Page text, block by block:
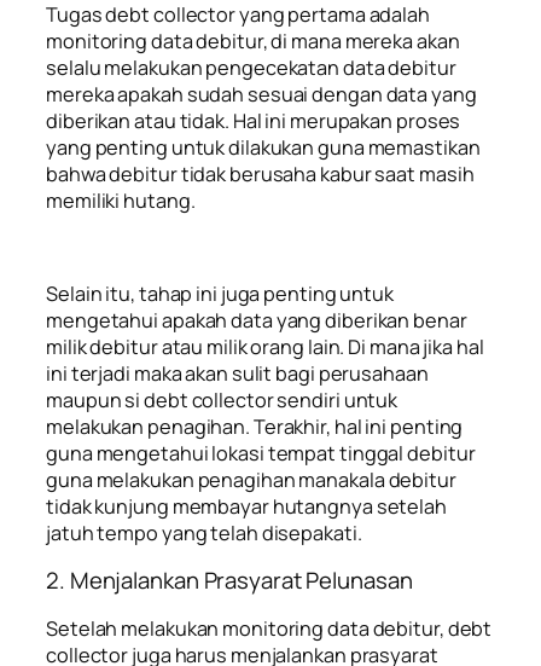
Tugas debt collector yang pertama adalah
monitoring data debitur, di mana mereka akan
selalu melakukan pengecekatan data debitur
mereka apakah sudah sesuai dengan data yang
diberikan atau tidak. Hal ini merupakan proses
yang penting untuk dilakukan guna memastikan
bahwa debitur tidak berusaha kabur saat masih
memiliki hutang.
Selain itu, tahap ini juga penting untuk
mengetahui apakah data yang diberikan benar
milik debitur atau milik orang lain. Di mana jika hal
ini terjadi maka akan sulit bagi perusahaan
maupun si debt collector sendiri untuk
melakukan penagihan. Terakhir, hal ini penting
guna mengetahui lokasi tempat tinggal debitur
guna melakukan penagihan manakala debitur
tidak kunjung membayar hutangnya setelah
jatuh tempo yang telah disepakati.
2. Menjalankan Prasyarat Pelunasan
Setelah melakukan monitoring data debitur, debt
collector juga harus menjalankan prasyarat